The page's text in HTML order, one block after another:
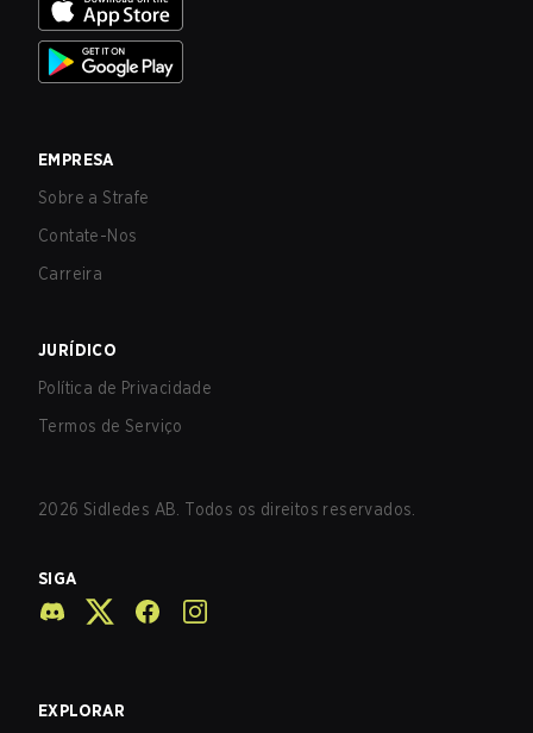
EMPRESA
Sobre a Strafe
Contate-Nos
Carreira
JURÍDICO
Política de Privacidade
Termos de Serviço
2026 Sidledes AB. Todos os direitos reservados.
SIGA
EXPLORAR